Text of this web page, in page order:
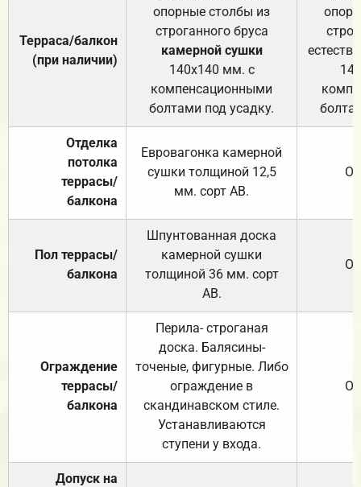
Терраса/балкон
(при наличии)
опорные столбы из
строганного бруса
камерной сушки
140х140 мм. с
компенсационными
болтами под усадку.
Отделка
потолка
террасы/
балкона
Евровагонка камерной
сушки толщиной 12,5
мм. сорт АВ.
Пол террасы/
балкона
Шпунтованная доска
камерной сушки
толщиной 36 мм. сорт
АВ.
Ограждение
террасы/
балкона
Перила- строганая
доска. Балясины-
точеные, фигурные. Либо
ограждение в
скандинавском стиле.
Устанавливаются
ступени у входа.
Допуск на